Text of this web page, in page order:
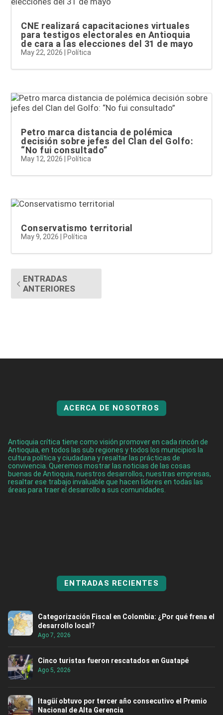
CNE realizará capacitaciones virtuales
para testigos electorales en Antioquia
de cara a las elecciones del 31 de mayo
May 22, 2026 Política
Petro marca distancia de polémica
decisión sobre jefes del Clan del Golfo:
“No fui consultado”
May 12, 2026 |Política
Conservatismo territorial
May 9, 2026 Política
ENTRADAS
ANTERIORES
ACERCA DE NOSOTROS
Antioquia crítica tiene como visión promover en cada rincón de
Antioquia, en todos las sub regiones y todos los municipios la
cultura política y ciudadana y resaltar las prácticas de
convivencia. Queremos mostrar las noticias de las cosas
buenas de Antioquia, nuestros desarrollos, nuestras empresas,
resaltar ese trabajo invaluable que hacen líderes en todas las
áreas para traer el desarrollo a sus comunidades.
ENTRADAS RECIENTES
Categorización Fiscal en Colombia: ¿Por qué frena el
desarrollo local?
Ago 7, 2026
Cinco turistas fueron rescatados en Guatapé
Ago 5, 2026
Itagüí obtuvo por tercer año consecutivo el Premio
Nacional de Alta Gerencia